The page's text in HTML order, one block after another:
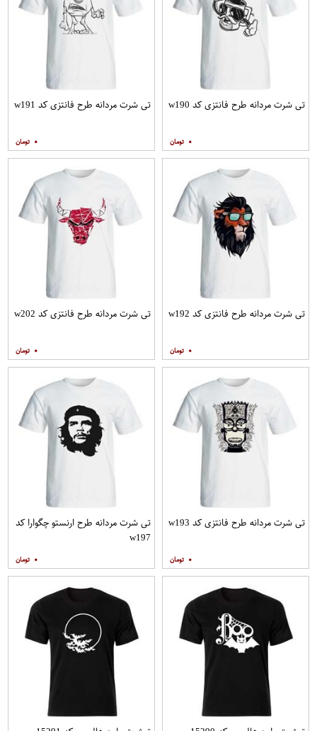
تی شرت مردانه طرح فانتزی کد w190
۰
تی شرت مردانه طرح فانتزی کد w191
۰
تی شرت مردانه طرح فانتزی کد w192
۰
تی شرت مردانه طرح فانتزی کد w202
۰
تی شرت مردانه طرح فانتزی کد w193
۰
تی شرت مردانه طرح ارنستو چگوارا کد
w197
۰